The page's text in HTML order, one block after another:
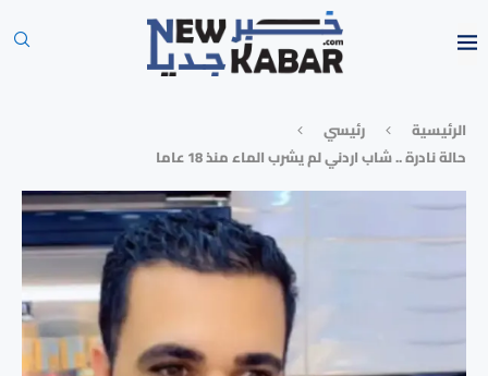
الرئيسية
رئيسي
حالة نادرة .. شاب اردني لم يشرب الماء منذ 18 عاما